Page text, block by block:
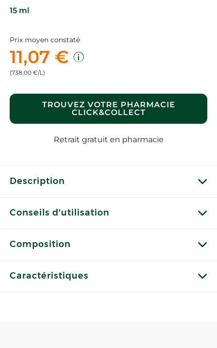
15 ml
Prix moyen constaté
11,07 €
(738,00 €/L)
TROUVEZ VOTRE PHARMACIE
CLICK&COLLECT
Retrait gratuit en pharmacie
Description
Conseils d'utilisation
Composition
Caractéristiques